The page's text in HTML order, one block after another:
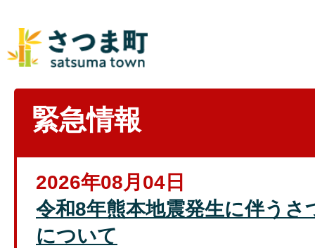
緊急情報
2026年08月04日
令和8年熊本地震発生に伴うさ
について